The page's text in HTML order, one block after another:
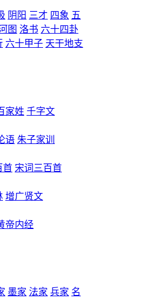
阴阳 三才 四象 五
图 洛书 六十四卦
六十甲子 天干地支
家姓 千字文
语 朱子家训
首 宋词三百首
增广贤文
帝内经
墨家 法家 兵家 名